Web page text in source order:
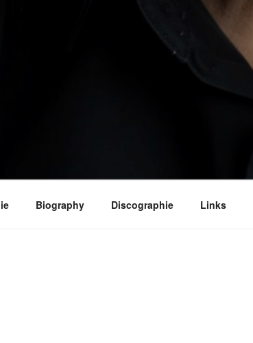
Biography Discographie Links